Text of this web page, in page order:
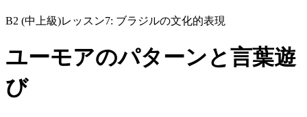
B2 (中上級)レッスン7: ブラジルの文化的表現
ユーモアのパターンと言葉遊
び